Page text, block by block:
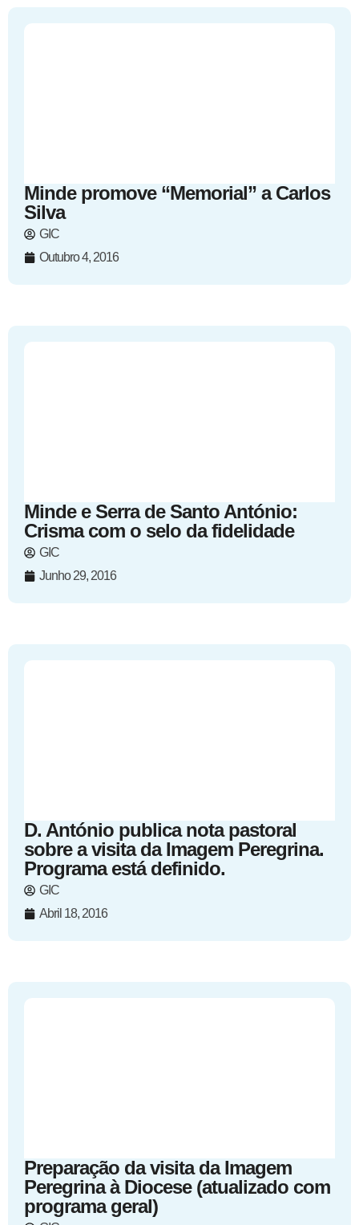
Minde promove “Memorial” a Carlos
Silva
GIC
Outubro 4, 2016
Minde e Serra de Santo António:
Crisma com o selo da fidelidade
GIC
Junho 29, 2016
D. António publica nota pastoral
sobre a visita da Imagem Peregrina.
Programa está definido.
GIC
Abril 18, 2016
Preparação da visita da Imagem
Peregrina à Diocese (atualizado com
programa geral)